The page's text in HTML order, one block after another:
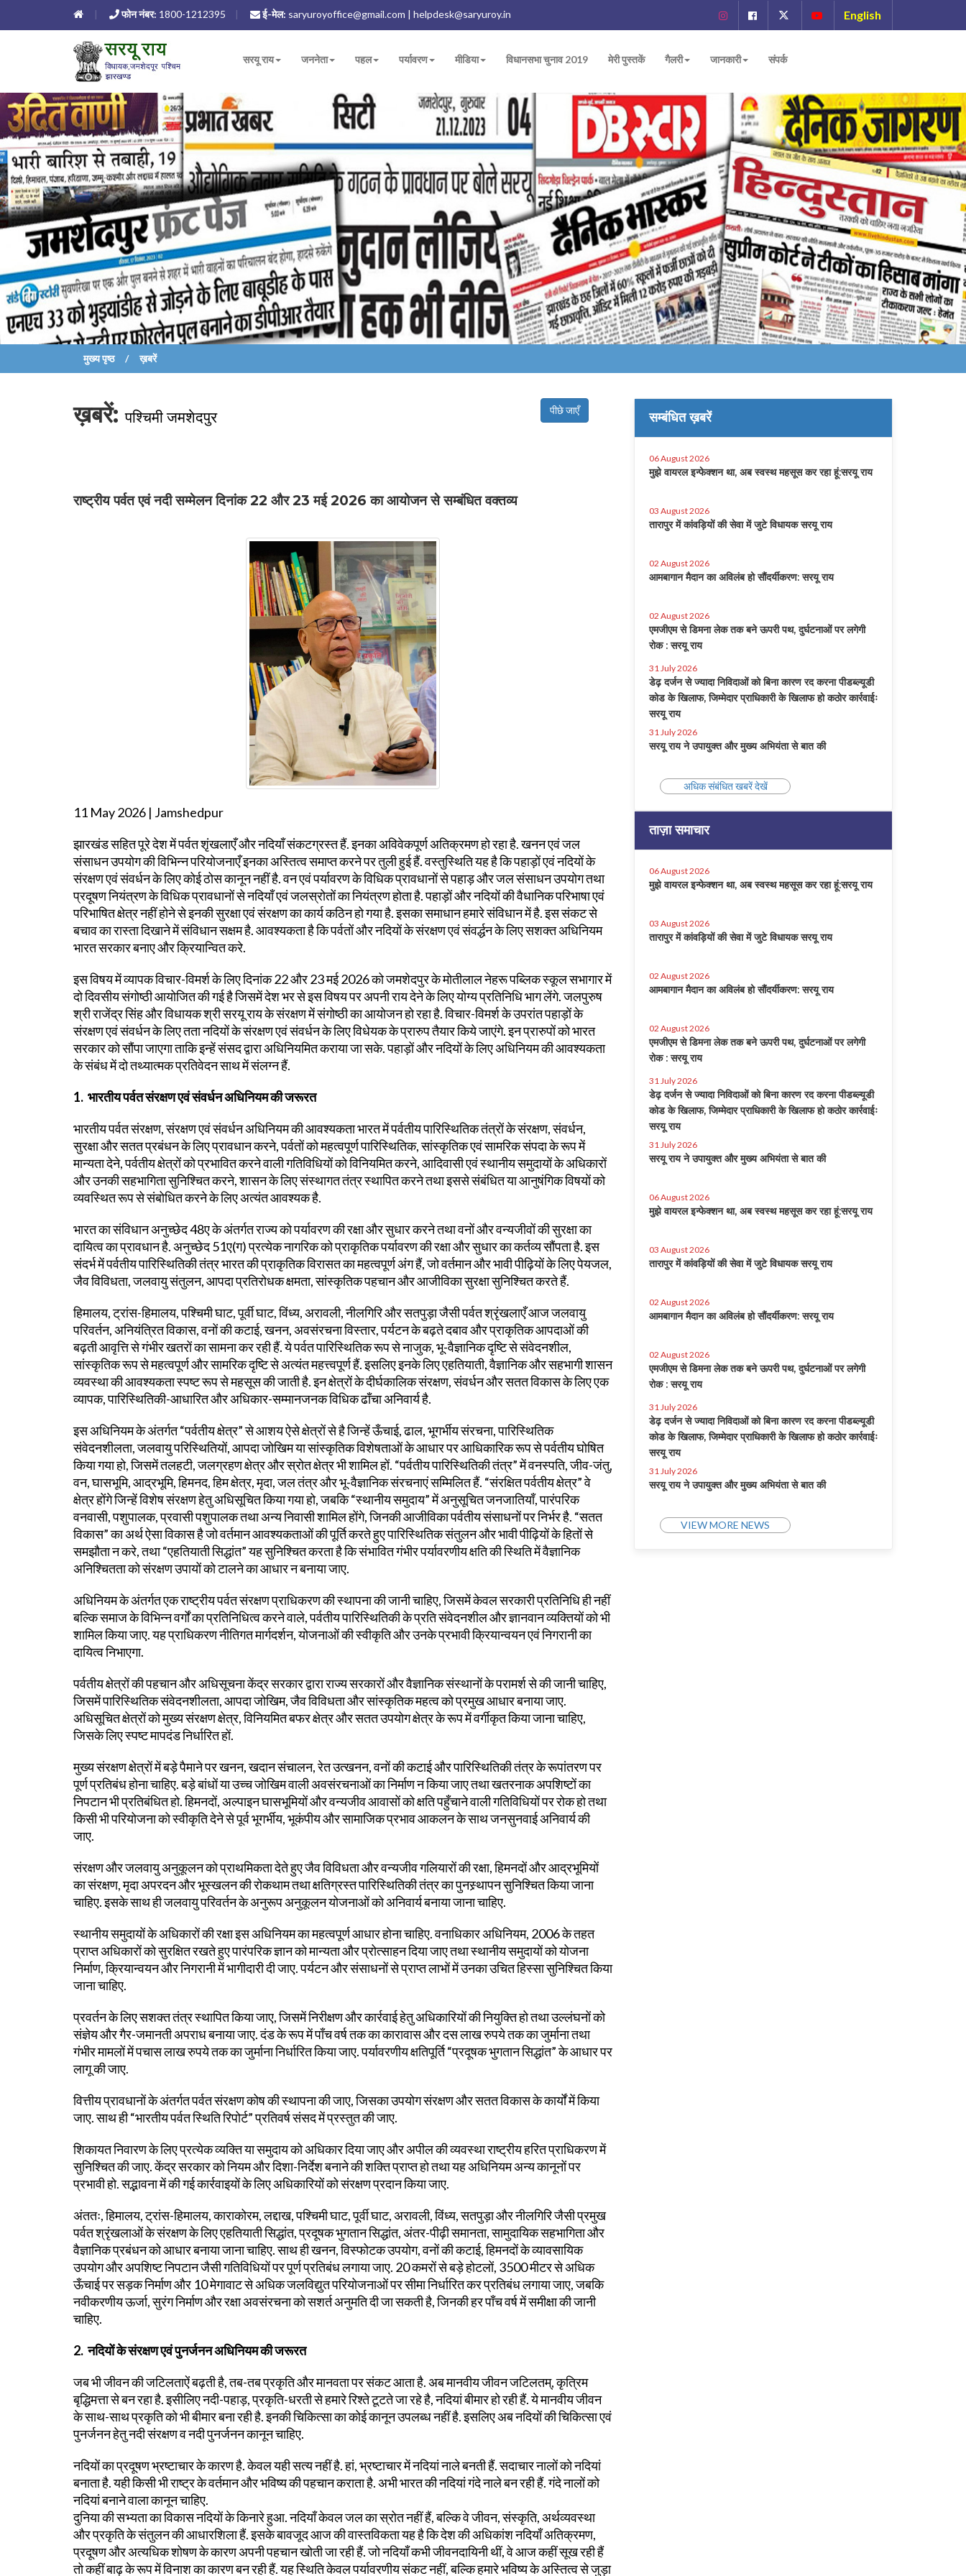
फोन नंबर: 1800-1212395 ई-मेल: saryuroyoffice@gmail.com | helpdesk@saryuroy.in English
सरयू राय जननेता पहल पर्यावरण मीडिया विधानसभा चुनाव 2019 मेरी पुस्तकें गैलरी जानकारी संपर्क
मुख्य पृष्ठ ख़बरें
ख़बरें:पश्चिमी जमशेदपुर पीछे जाएँ
राष्ट्रीय पर्वत एवं नदी सम्मेलन दिनांक 22 और 23 मई 2026 का आयोजन से सम्बंधित वक्तव्य
11 May 2026 | Jamshedpur
झारखंड सहित पूरे देश में पर्वत शृंखलाएँ और नदियाँ संकटग्रस्त हैं. इनका अविवेकपूर्ण अतिक्रमण हो रहा है. खनन एवं जल
संसाधन उपयोग की विभिन्न परियोजनाएँ इनका अस्तित्व समाप्त करने पर तुली हुई हैं. वस्तुस्थिति यह है कि पहाड़ों एवं नदियों के
संरक्षण एवं संवर्धन के लिए कोई ठोस कानून नहीं है. वन एवं पर्यावरण के विधिक प्रावधानों से पहाड़ और जल संसाधन उपयोग तथा
प्रदूषण नियंत्रण के विधिक प्रावधानों से नदियाँ एवं जलस्रोतों का नियंत्रण होता है. पहाड़ों और नदियों की वैधानिक परिभाषा एवं
परिभाषित क्षेत्र नहीं होने से इनकी सुरक्षा एवं संरक्षण का कार्य कठिन हो गया है. इसका समाधान हमारे संविधान में है. इस संकट से
बचाव का रास्ता दिखाने में संविधान सक्षम है. आवश्यकता है कि पर्वतों और नदियों के संरक्षण एवं संवर्द्धन के लिए सशक्त अधिनियम
भारत सरकार बनाए और क्रियान्वित करे.
इस विषय में व्यापक विचार-विमर्श के लिए दिनांक 22 और 23 मई 2026 को जमशेदपुर के मोतीलाल नेहरू पब्लिक स्कूल सभागार में
दो दिवसीय संगोष्ठी आयोजित की गई है जिसमें देश भर से इस विषय पर अपनी राय देने के लिए योग्य प्रतिनिधि भाग लेंगे. जलपुरुष
श्री राजेंद्र सिंह और विधायक श्री सरयू राय के संरक्षण में संगोष्ठी का आयोजन हो रहा है. विचार-विमर्श के उपरांत पहाड़ों के
संरक्षण एवं संवर्धन के लिए तता नदियों के संरक्षण एवं संवर्धन के लिए विधेयक के प्रारुप तैयार किये जाएंगे. इन प्रारुपों को भारत
सरकार को सौंपा जाएगा ताकि इन्हें संसद द्वारा अधिनियमित कराया जा सके. पहाड़ों और नदियों के लिए अधिनियम की आवश्यकता
के संबंध में दो तथ्यात्मक प्रतिवेदन साथ में संलग्न हैं.
1. भारतीय पर्वत संरक्षण एवं संवर्धन अधिनियम की जरूरत
भारतीय पर्वत संरक्षण, संरक्षण एवं संवर्धन अधिनियम की आवश्यकता भारत में पर्वतीय पारिस्थितिक तंत्रों के संरक्षण, संवर्धन,
सुरक्षा और सतत प्रबंधन के लिए प्रावधान करने, पर्वतों को महत्वपूर्ण पारिस्थितिक, सांस्कृतिक एवं सामरिक संपदा के रूप में
मान्यता देने, पर्वतीय क्षेत्रों को प्रभावित करने वाली गतिविधियों को विनियमित करने, आदिवासी एवं स्थानीय समुदायों के अधिकारों
और उनकी सहभागिता सुनिश्चित करने, शासन के लिए संस्थागत तंत्र स्थापित करने तथा इससे संबंधित या आनुषंगिक विषयों को
व्यवस्थित रूप से संबोधित करने के लिए अत्यंत आवश्यक है.
भारत का संविधान अनुच्छेद 48ए के अंतर्गत राज्य को पर्यावरण की रक्षा और सुधार करने तथा वनों और वन्यजीवों की सुरक्षा का
दायित्व का प्रावधान है. अनुच्छेद 51ए(ग) प्रत्येक नागरिक को प्राकृतिक पर्यावरण की रक्षा और सुधार का कर्तव्य सौंपता है. इस
संदर्भ में पर्वतीय पारिस्थितिकी तंत्र भारत की प्राकृतिक विरासत का महत्वपूर्ण अंग हैं, जो वर्तमान और भावी पीढ़ियों के लिए पेयजल,
जैव विविधता, जलवायु संतुलन, आपदा प्रतिरोधक क्षमता, सांस्कृतिक पहचान और आजीविका सुरक्षा सुनिश्चित करते हैं.
हिमालय, ट्रांस-हिमालय, पश्चिमी घाट, पूर्वी घाट, विंध्य, अरावली, नीलगिरि और सतपुड़ा जैसी पर्वत श्रृंखलाएँ आज जलवायु
परिवर्तन, अनियंत्रित विकास, वनों की कटाई, खनन, अवसंरचना विस्तार, पर्यटन के बढ़ते दबाव और प्राकृतिक आपदाओं की
बढ़ती आवृत्ति से गंभीर खतरों का सामना कर रही हैं. ये पर्वत पारिस्थितिक रूप से नाजुक, भू-वैज्ञानिक दृष्टि से संवेदनशील,
सांस्कृतिक रूप से महत्वपूर्ण और सामरिक दृष्टि से अत्यंत महत्त्वपूर्ण हैं. इसलिए इनके लिए एहतियाती, वैज्ञानिक और सहभागी शासन
व्यवस्था की आवश्यकता स्पष्ट रूप से महसूस की जाती है. इन क्षेत्रों के दीर्घकालिक संरक्षण, संवर्धन और सतत विकास के लिए एक
व्यापक, पारिस्थितिकी-आधारित और अधिकार-सम्मानजनक विधिक ढाँचा अनिवार्य है.
इस अधिनियम के अंतर्गत “पर्वतीय क्षेत्र” से आशय ऐसे क्षेत्रों से है जिन्हें ऊँचाई, ढाल, भूगर्भीय संरचना, पारिस्थितिक
संवेदनशीलता, जलवायु परिस्थितियों, आपदा जोखिम या सांस्कृतिक विशेषताओं के आधार पर आधिकारिक रूप से पर्वतीय घोषित
किया गया हो, जिसमें तलहटी, जलग्रहण क्षेत्र और स्रोत क्षेत्र भी शामिल हों. “पर्वतीय पारिस्थितिकी तंत्र” में वनस्पति, जीव-जंतु,
वन, घासभूमि, आद्रभूमि, हिमनद, हिम क्षेत्र, मृदा, जल तंत्र और भू-वैज्ञानिक संरचनाएं सम्मिलित हैं. “संरक्षित पर्वतीय क्षेत्र” वे
क्षेत्र होंगे जिन्हें विशेष संरक्षण हेतु अधिसूचित किया गया हो, जबकि “स्थानीय समुदाय” में अनुसूचित जनजातियाँ, पारंपरिक
वनवासी, पशुपालक, प्रवासी पशुपालक तथा अन्य निवासी शामिल होंगे, जिनकी आजीविका पर्वतीय संसाधनों पर निर्भर है. “सतत
विकास” का अर्थ ऐसा विकास है जो वर्तमान आवश्यकताओं की पूर्ति करते हुए पारिस्थितिक संतुलन और भावी पीढ़ियों के हितों से
समझौता न करे, तथा “एहतियाती सिद्धांत” यह सुनिश्चित करता है कि संभावित गंभीर पर्यावरणीय क्षति की स्थिति में वैज्ञानिक
अनिश्चितता को संरक्षण उपायों को टालने का आधार न बनाया जाए.
अधिनियम के अंतर्गत एक राष्ट्रीय पर्वत संरक्षण प्राधिकरण की स्थापना की जानी चाहिए, जिसमें केवल सरकारी प्रतिनिधि ही नहीं
बल्कि समाज के विभिन्न वर्गों का प्रतिनिधित्व करने वाले, पर्वतीय पारिस्थितिकी के प्रति संवेदनशील और ज्ञानवान व्यक्तियों को भी
शामिल किया जाए. यह प्राधिकरण नीतिगत मार्गदर्शन, योजनाओं की स्वीकृति और उनके प्रभावी क्रियान्वयन एवं निगरानी का
दायित्व निभाएगा.
पर्वतीय क्षेत्रों की पहचान और अधिसूचना केंद्र सरकार द्वारा राज्य सरकारों और वैज्ञानिक संस्थानों के परामर्श से की जानी चाहिए,
जिसमें पारिस्थितिक संवेदनशीलता, आपदा जोखिम, जैव विविधता और सांस्कृतिक महत्व को प्रमुख आधार बनाया जाए.
अधिसूचित क्षेत्रों को मुख्य संरक्षण क्षेत्र, विनियमित बफर क्षेत्र और सतत उपयोग क्षेत्र के रूप में वर्गीकृत किया जाना चाहिए,
जिसके लिए स्पष्ट मापदंड निर्धारित हों.
मुख्य संरक्षण क्षेत्रों में बड़े पैमाने पर खनन, खदान संचालन, रेत उत्खनन, वनों की कटाई और पारिस्थितिकी तंत्र के रूपांतरण पर
पूर्ण प्रतिबंध होना चाहिए. बड़े बांधों या उच्च जोखिम वाली अवसंरचनाओं का निर्माण न किया जाए तथा खतरनाक अपशिष्टों का
निपटान भी प्रतिबंधित हो. हिमनदों, अल्पाइन घासभूमियों और वन्यजीव आवासों को क्षति पहुँचाने वाली गतिविधियों पर रोक हो तथा
किसी भी परियोजना को स्वीकृति देने से पूर्व भूगर्भीय, भूकंपीय और सामाजिक प्रभाव आकलन के साथ जनसुनवाई अनिवार्य की
जाए.
संरक्षण और जलवायु अनुकूलन को प्राथमिकता देते हुए जैव विविधता और वन्यजीव गलियारों की रक्षा, हिमनदों और आद्रभूमियों
का संरक्षण, मृदा अपरदन और भूस्खलन की रोकथाम तथा क्षतिग्रस्त पारिस्थितिकी तंत्र का पुनस्र्थापन सुनिश्चित किया जाना
चाहिए. इसके साथ ही जलवायु परिवर्तन के अनुरूप अनुकूलन योजनाओं को अनिवार्य बनाया जाना चाहिए.
स्थानीय समुदायों के अधिकारों की रक्षा इस अधिनियम का महत्वपूर्ण आधार होना चाहिए. वनाधिकार अधिनियम, 2006 के तहत
प्राप्त अधिकारों को सुरक्षित रखते हुए पारंपरिक ज्ञान को मान्यता और प्रोत्साहन दिया जाए तथा स्थानीय समुदायों को योजना
निर्माण, क्रियान्वयन और निगरानी में भागीदारी दी जाए. पर्यटन और संसाधनों से प्राप्त लाभों में उनका उचित हिस्सा सुनिश्चित किया
जाना चाहिए.
प्रवर्तन के लिए सशक्त तंत्र स्थापित किया जाए, जिसमें निरीक्षण और कार्रवाई हेतु अधिकारियों की नियुक्ति हो तथा उल्लंघनों को
संज्ञेय और गैर-जमानती अपराध बनाया जाए. दंड के रूप में पाँच वर्ष तक का कारावास और दस लाख रुपये तक का जुर्माना तथा
गंभीर मामलों में पचास लाख रुपये तक का जुर्माना निर्धारित किया जाए. पर्यावरणीय क्षतिपूर्ति “प्रदूषक भुगतान सिद्धांत” के आधार पर
लागू की जाए.
वित्तीय प्रावधानों के अंतर्गत पर्वत संरक्षण कोष की स्थापना की जाए, जिसका उपयोग संरक्षण और सतत विकास के कार्यों में किया
जाए. साथ ही “भारतीय पर्वत स्थिति रिपोर्ट” प्रतिवर्ष संसद में प्रस्तुत की जाए.
शिकायत निवारण के लिए प्रत्येक व्यक्ति या समुदाय को अधिकार दिया जाए और अपील की व्यवस्था राष्ट्रीय हरित प्राधिकरण में
सुनिश्चित की जाए. केंद्र सरकार को नियम और दिशा-निर्देश बनाने की शक्ति प्राप्त हो तथा यह अधिनियम अन्य कानूनों पर
प्रभावी हो. सद्भावना में की गई कार्रवाइयों के लिए अधिकारियों को संरक्षण प्रदान किया जाए.
अंततः, हिमालय, ट्रांस-हिमालय, काराकोरम, लद्दाख, पश्चिमी घाट, पूर्वी घाट, अरावली, विंध्य, सतपुड़ा और नीलगिरि जैसी प्रमुख
पर्वत श्रृंखलाओं के संरक्षण के लिए एहतियाती सिद्धांत, प्रदूषक भुगतान सिद्धांत, अंतर-पीढ़ी समानता, सामुदायिक सहभागिता और
वैज्ञानिक प्रबंधन को आधार बनाया जाना चाहिए. साथ ही खनन, विस्फोटक उपयोग, वनों की कटाई, हिमनदों के व्यावसायिक
उपयोग और अपशिष्ट निपटान जैसी गतिविधियों पर पूर्ण प्रतिबंध लगाया जाए. 20 कमरों से बड़े होटलों, 3500 मीटर से अधिक
ऊँचाई पर सड़क निर्माण और 10 मेगावाट से अधिक जलविद्युत परियोजनाओं पर सीमा निर्धारित कर प्रतिबंध लगाया जाए, जबकि
नवीकरणीय ऊर्जा, सुरंग निर्माण और रक्षा अवसंरचना को सशर्त अनुमति दी जा सकती है, जिनकी हर पाँच वर्ष में समीक्षा की जानी
चाहिए.
2. नदियों के संरक्षण एवं पुनर्जनन अधिनियम की जरूरत
जब भी जीवन की जटिलताऐं बढ़ती है, तब-तब प्रकृति और मानवता पर संकट आता है. अब मानवीय जीवन जटिलतम्, कृत्रिम
बृद्धिमत्ता से बन रहा है. इसीलिए नदी-पहाड़, प्रकृति-धरती से हमारे रिश्ते टूटते जा रहे है, नदियां बीमार हो रही हैं. ये मानवीय जीवन
के साथ-साथ प्रकृति को भी बीमार बना रही है. इनकी चिकित्सा का कोई कानून उपलब्ध नहीं है. इसलिए अब नदियों की चिकित्सा एवं
पुनर्जनन हेतु नदी संरक्षण व नदी पुनर्जनन कानून चाहिए.
नदियों का प्रदूषण भ्रष्टाचार के कारण है. केवल यही सत्य नहीं है. हां, भ्रष्टाचार में नदियां नाले बनती हैं. सदाचार नालों को नदियां
बनाता है. यही किसी भी राष्ट्र के वर्तमान और भविष्य की पहचान कराता है. अभी भारत की नदियां गंदे नाले बन रही हैं. गंदे नालों को
नदियां बनाने वाला कानून चाहिए.
दुनिया की सभ्यता का विकास नदियों के किनारे हुआ. नदियाँ केवल जल का स्रोत नहीं हैं, बल्कि वे जीवन, संस्कृति, अर्थव्यवस्था
और प्रकृति के संतुलन की आधारशिला हैं. इसके बावजूद आज की वास्तविकता यह है कि देश की अधिकांश नदियाँ अतिक्रमण,
प्रदूषण और अत्यधिक शोषण के कारण अपनी पहचान खोती जा रही हैं. जो नदियाँ कभी जीवनदायिनी थीं, वे आज कहीं सूख रही हैं
तो कहीं बाढ़ के रूप में विनाश का कारण बन रही हैं. यह स्थिति केवल पर्यावरणीय संकट नहीं, बल्कि हमारे भविष्य के अस्तित्व से जुड़ा
सम्बंधित ख़बरें
06 August 2026
मुझे वायरल इन्फेक्शन था, अब स्वस्थ महसूस कर रहा हूं:सरयू राय
03 August 2026
तारापुर में कांवड़ियों की सेवा में जुटे विधायक सरयू राय
02 August 2026
आमबागान मैदान का अविलंब हो सौंदर्यीकरण: सरयू राय
02 August 2026
एमजीएम से डिमना लेक तक बने ऊपरी पथ, दुर्घटनाओं पर लगेगी
रोक : सरयू राय
31 July 2026
डेढ़ दर्जन से ज्यादा निविदाओं को बिना कारण रद करना पीडब्ल्यूडी
कोड के खिलाफ, जिम्मेदार प्राधिकारी के खिलाफ हो कठोर कार्रवाईः
सरयू राय
31 July 2026
सरयू राय ने उपायुक्त और मुख्य अभियंता से बात की
अधिक संबंधित खबरें देखें
ताज़ा समाचार
06 August 2026
मुझे वायरल इन्फेक्शन था, अब स्वस्थ महसूस कर रहा हूं:सरयू राय
03 August 2026
तारापुर में कांवड़ियों की सेवा में जुटे विधायक सरयू राय
02 August 2026
आमबागान मैदान का अविलंब हो सौंदर्यीकरण: सरयू राय
02 August 2026
एमजीएम से डिमना लेक तक बने ऊपरी पथ, दुर्घटनाओं पर लगेगी
रोक : सरयू राय
31 July 2026
डेढ़ दर्जन से ज्यादा निविदाओं को बिना कारण रद करना पीडब्ल्यूडी
कोड के खिलाफ, जिम्मेदार प्राधिकारी के खिलाफ हो कठोर कार्रवाईः
सरयू राय
31 July 2026
सरयू राय ने उपायुक्त और मुख्य अभियंता से बात की
06 August 2026
मुझे वायरल इन्फेक्शन था, अब स्वस्थ महसूस कर रहा हूं:सरयू राय
03 August 2026
तारापुर में कांवड़ियों की सेवा में जुटे विधायक सरयू राय
02 August 2026
आमबागान मैदान का अविलंब हो सौंदर्यीकरण: सरयू राय
02 August 2026
एमजीएम से डिमना लेक तक बने ऊपरी पथ, दुर्घटनाओं पर लगेगी
रोक : सरयू राय
31 July 2026
डेढ़ दर्जन से ज्यादा निविदाओं को बिना कारण रद करना पीडब्ल्यूडी
कोड के खिलाफ, जिम्मेदार प्राधिकारी के खिलाफ हो कठोर कार्रवाईः
सरयू राय
31 July 2026
सरयू राय ने उपायुक्त और मुख्य अभियंता से बात की
VIEW MORE NEWS